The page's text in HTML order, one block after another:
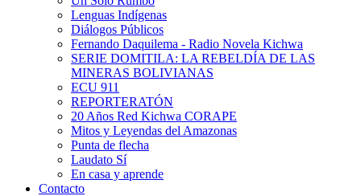
Lenguas Indígenas
Diálogos Públicos
Fernando Daquilema - Radio Novela Kichwa
SERIE DOMITILA: LA REBELDÍA DE LAS
MINERAS BOLIVIANAS
ECU 911
REPORTERATÓN
20 Años Red Kichwa CORAPE
Mitos y Leyendas del Amazonas
Punta de flecha
Laudato Sí
En casa y aprende
Contacto